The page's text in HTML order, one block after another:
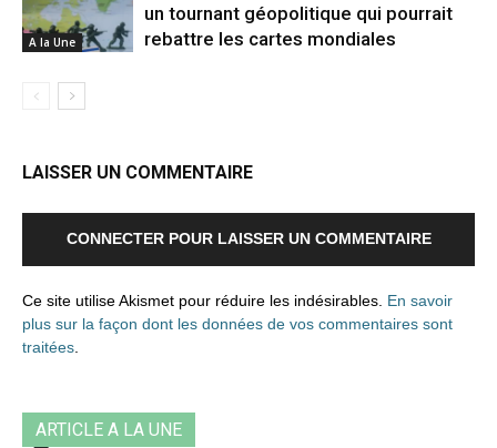
A la Une
un tournant géopolitique qui pourrait
rebattre les cartes mondiales
LAISSER UN COMMENTAIRE
CONNECTER POUR LAISSER UN COMMENTAIRE
Ce site utilise Akismet pour réduire les indésirables. En savoir
plus sur la façon dont les données de vos commentaires sont
traitées
ARTICLE A LA UNE